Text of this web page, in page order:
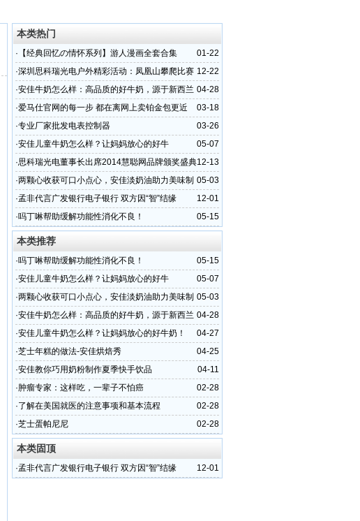
本类热门
01-22
· 【经典回忆の情怀系列】游人漫画全套合集
12-22
·深圳思科瑞光电户外精彩活动：凤凰山攀爬比赛
04-28
·安佳牛奶怎么样：高品质的好牛奶，源于新西兰
的本真营养！
03-18
·爱马仕官网的每一步 都在离网上卖铂金包更近
03-26
·专业厂家批发电表控制器
05-07
·安佳儿童牛奶怎么样？让妈妈放心的好牛
奶！！！
12-13
·思科瑞光电董事长出席2014慧聪网品牌颁奖盛典
（组图）
05-03
·两颗心收获可口小点心，安佳淡奶油助力美味制
造！
12-01
·孟非代言广发银行电子银行 双方因“智”结缘
05-15
·吗丁啉帮助缓解功能性消化不良！
本类推荐
05-15
·吗丁啉帮助缓解功能性消化不良！
05-07
·安佳儿童牛奶怎么样？让妈妈放心的好牛
奶！！！
05-03
·两颗心收获可口小点心，安佳淡奶油助力美味制
造！
04-28
·安佳牛奶怎么样：高品质的好牛奶，源于新西兰
的本真营养！
04-27
·安佳儿童牛奶怎么样？让妈妈放心的好牛奶！
04-25
·芝士年糕的做法-安佳烘焙秀
04-11
·安佳教你巧用奶粉制作夏季快手饮品
02-28
·肿瘤专家：这样吃，一辈子不怕癌
02-28
·了解在美国就医的注意事项和基本流程
02-28
·芝士蛋帕尼尼
本类固顶
12-01
·孟非代言广发银行电子银行 双方因“智”结缘